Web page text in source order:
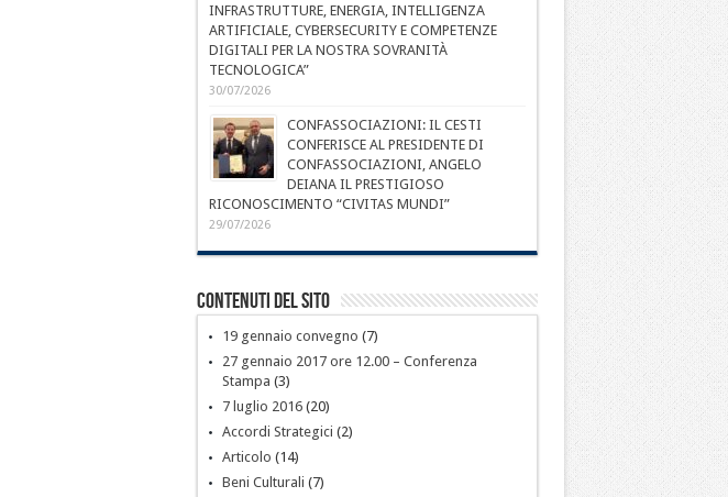
INFRASTRUTTURE, ENERGIA, INTELLIGENZA
ARTIFICIALE, CYBERSECURITY E COMPETENZE
DIGITALI PER LA NOSTRA SOVRANITÀ
TECNOLOGICA”
30/07/2026
CONFASSOCIAZIONI: IL CESTI
CONFERISCE AL PRESIDENTE DI
CONFASSOCIAZIONI, ANGELO
DEIANA IL PRESTIGIOSO
RICONOSCIMENTO “CIVITAS MUNDI”
29/07/2026
Contenuti del sito
19 gennaio convegno (7)
27 gennaio 2017 ore 12.00 – Conferenza
Stampa (3)
7 luglio 2016(20)
Accordi Strategici (2)
Articolo (14)
Beni Culturali (7)